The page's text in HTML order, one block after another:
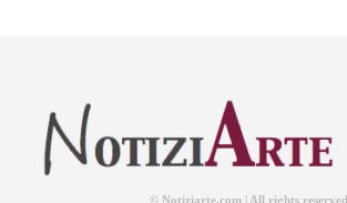
© Notiziarte.com | All rights reserved